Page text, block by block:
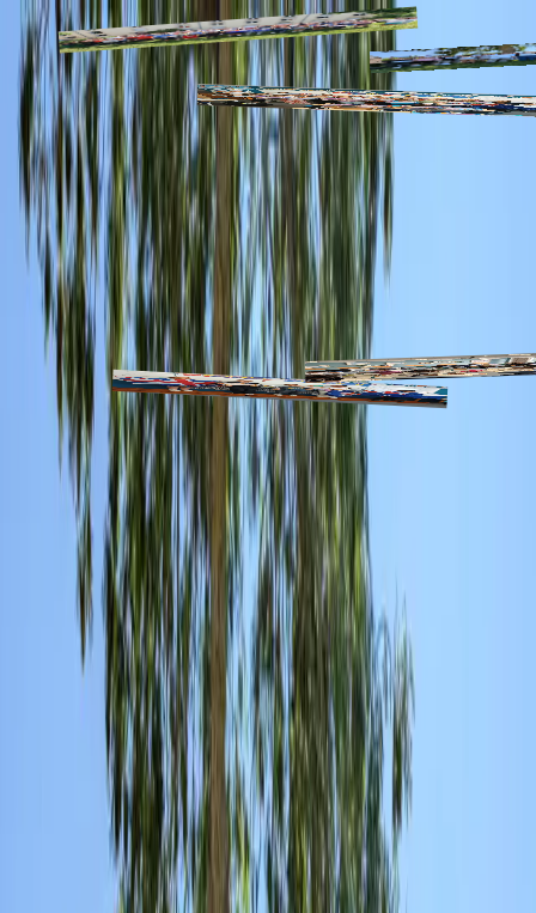
Aller au contenu principal
Decazeville2026
Lyon2026
Nantes2026
Lille2026
Bordeaux2026